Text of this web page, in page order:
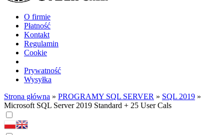
O firmie
Płatność
Kontakt
Regulamin
Cookie
Prywatność
Wysyłka
Strona główna » PROGRAMY SQL SERVER » SQL 2019 »
Microsoft SQL Server 2019 Standard + 25 User Cals